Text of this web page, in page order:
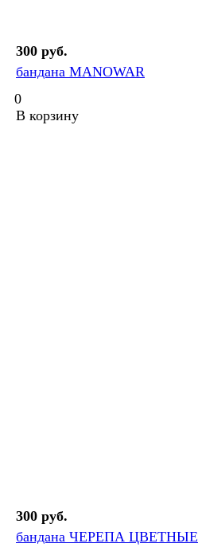
300 руб.
бандана MANOWAR
0
В корзину
300 руб.
бандана ЧЕРЕПА ЦВЕТНЫЕ